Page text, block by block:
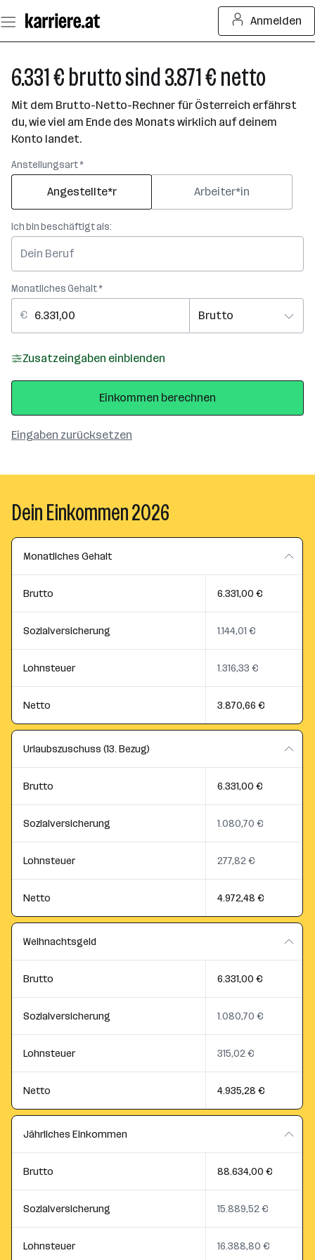
Seiteninhalt
springen
Anmelden
6.331 € brutto sind 3.871 € netto
Mit dem Brutto-Netto-Rechner für Österreich erfährst
du, wie viel am Ende des Monats wirklich auf deinem
Konto landet.
Anstellungsart *
Angestellte*r Arbeiter*in
Ich bin beschäftigt als:
Monatliches Gehalt *
Zusatzeingaben einblenden
Eingaben zurücksetzen
Einkommen berechnen
Dein Einkommen 2026
Monatliches Gehalt
Brutto 6.331,00 €
Sozialversicherung 1.144,01 €
Lohnsteuer 1.316,33 €
Netto 3.870,66 €
Urlaubszuschuss (13. Bezug)
Brutto 6.331,00 €
Sozialversicherung 1.080,70 €
Lohnsteuer 277,82 €
Netto 4.972,48 €
Weihnachtsgeld
Brutto 6.331,00 €
Sozialversicherung 1.080,70 €
Lohnsteuer 315,02 €
Netto 4.935,28 €
Jährliches Einkommen
Brutto 88.634,00 €
Sozialversicherung 15.889,52 €
Lohnsteuer 16.388,80 €